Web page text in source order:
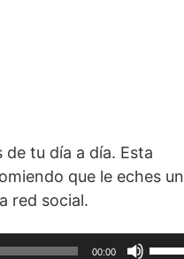
tu día a día. Esta
que le eches un
red social.
00:00